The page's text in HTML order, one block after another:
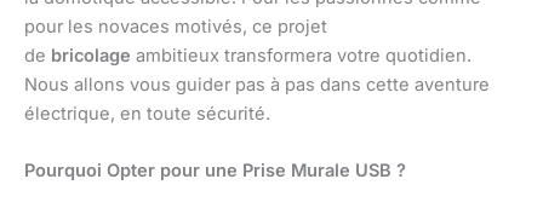
pour les novaces motivés, ce projet
de bricolage ambitieux transformera votre quotidien.
Nous allons vous guider pas à pas dans cette aventure
électrique, en toute sécurité.
Pourquoi Opter pour une Prise Murale USB ?